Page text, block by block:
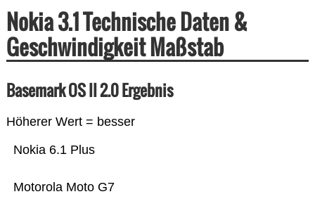
Nokia 3.1 Technische Daten &
Geschwindigkeit Maßstab
Basemark OS II 2.0 Ergebnis
Höherer Wert = besser
Motorola Moto G7
Nokia 6.1 Plus